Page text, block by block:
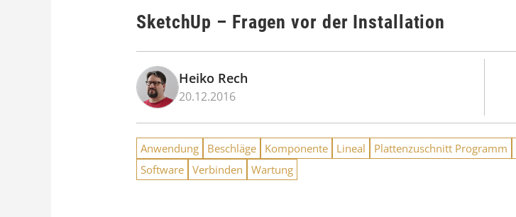
SketchUp – Fragen vor der Installation
Heiko Rech
20.12.2016
Anwendung Beschläge Komponente Lineal Plattenzuschnitt Programm
Software Verbinden Wartung